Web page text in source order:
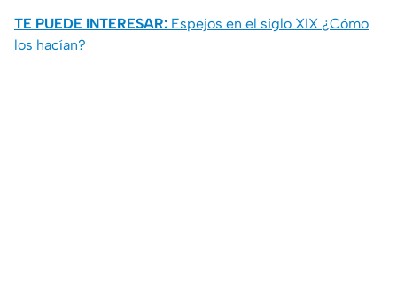
TE PUEDE INTERESAR: Espejos en el siglo XIX ¿Cómo
los hacían?